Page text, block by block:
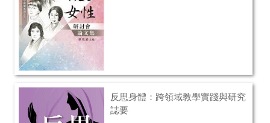
反思身體：跨領域教學實踐與研究
誌要